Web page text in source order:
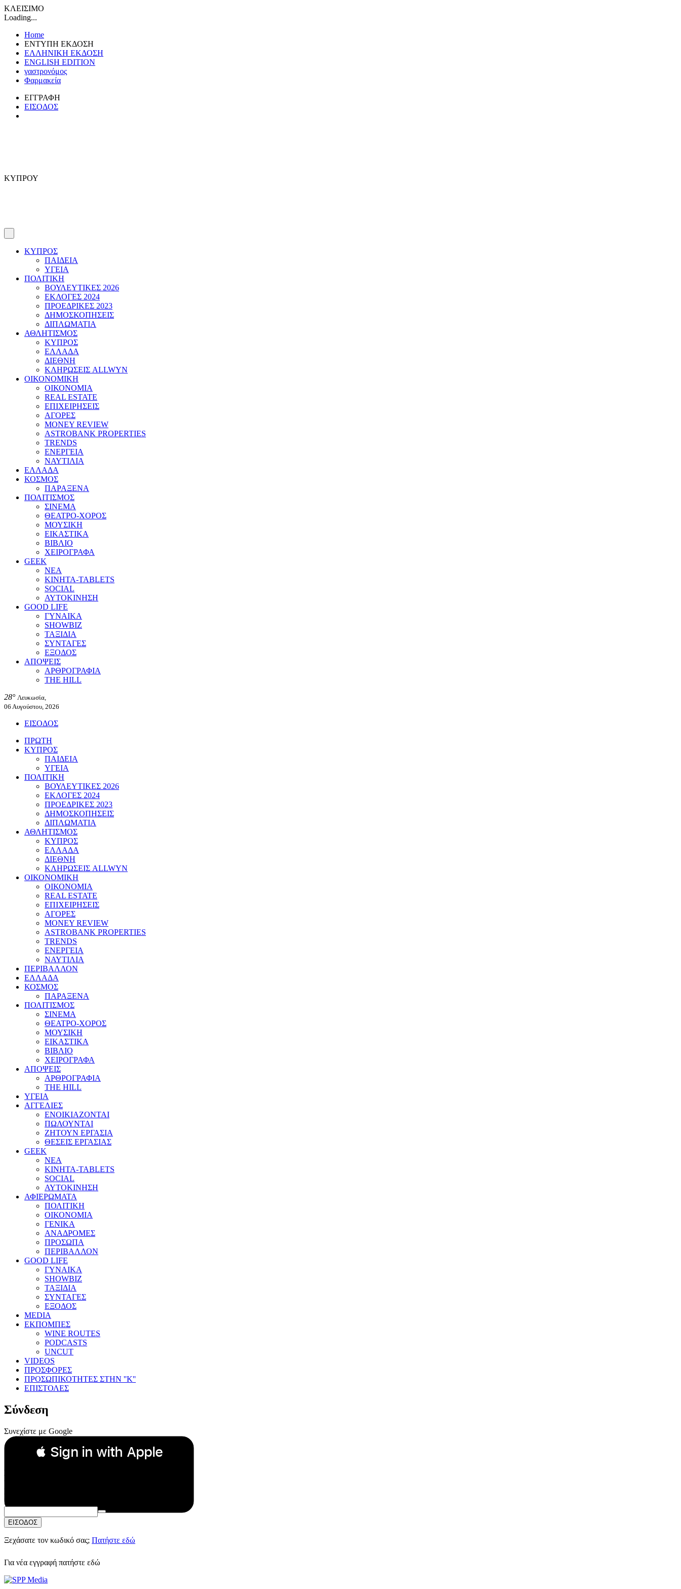
ΚΛΕΙΣΙΜΟ
Loading...
Home
ΕΝΤΥΠΗ ΕΚΔΟΣΗ
ΕΛΛΗΝΙΚΗ ΕΚΔΟΣΗ
ENGLISH EDITION
γαστρονόμος
Φαρμακεία
ΕΓΓΡΑΦΗ
ΕΙΣΟΔΟΣ
ΚΥΠΡΟΥ
ΚΥΠΡΟΣ
ΠΑΙΔΕΙΑ
ΥΓΕΙΑ
ΠΟΛΙΤΙΚΗ
ΒΟΥΛΕΥΤΙΚΕΣ 2026
ΕΚΛΟΓΕΣ 2024
ΠΡΟΕΔΡΙΚΕΣ 2023
ΔΗΜΟΣΚΟΠΗΣΕΙΣ
ΔΙΠΛΩΜΑΤΙΑ
ΑΘΛΗΤΙΣΜΟΣ
ΚΥΠΡΟΣ
ΕΛΛΑΔΑ
ΔΙΕΘΝΗ
ΚΛΗΡΩΣΕΙΣ ALLWYN
ΟΙΚΟΝΟΜΙΚΗ
ΟΙΚΟΝΟΜΙΑ
REAL ESTATE
ΕΠΙΧΕΙΡΗΣΕΙΣ
ΑΓΟΡΕΣ
MONEY REVIEW
ASTROBANK PROPERTIES
TRENDS
ΕΝΕΡΓΕΙΑ
ΝΑΥΤΙΛΙΑ
ΕΛΛΑΔΑ
ΚΟΣΜΟΣ
ΠΑΡΑΞΕΝΑ
ΠΟΛΙΤΙΣΜΟΣ
ΣΙΝΕΜΑ
ΘΕΑΤΡΟ-ΧΟΡΟΣ
ΜΟΥΣΙΚΗ
ΕΙΚΑΣΤΙΚΑ
ΒΙΒΛΙΟ
ΧΕΙΡΟΓΡΑΦΑ
GEEK
ΝΕΑ
ΚΙΝΗΤΑ-TABLETS
SOCIAL
ΑΥΤΟΚΙΝΗΣΗ
GOOD LIFE
ΓΥΝΑΙΚΑ
SHOWBIZ
ΤΑΞΙΔΙΑ
ΣΥΝΤΑΓΕΣ
ΕΞΟΔΟΣ
ΑΠΟΨΕΙΣ
ΑΡΘΡΟΓΡΑΦΙΑ
THE HILL
28° Λευκωσία,
06 Αυγούστου, 2026
ΕΙΣΟΔΟΣ
ΠΡΩΤΗ
ΚΥΠΡΟΣ
ΠΑΙΔΕΙΑ
ΥΓΕΙΑ
ΠΟΛΙΤΙΚΗ
ΒΟΥΛΕΥΤΙΚΕΣ 2026
ΕΚΛΟΓΕΣ 2024
ΠΡΟΕΔΡΙΚΕΣ 2023
ΔΗΜΟΣΚΟΠΗΣΕΙΣ
ΔΙΠΛΩΜΑΤΙΑ
ΑΘΛΗΤΙΣΜΟΣ
ΚΥΠΡΟΣ
ΕΛΛΑΔΑ
ΔΙΕΘΝΗ
ΚΛΗΡΩΣΕΙΣ ALLWYN
ΟΙΚΟΝΟΜΙΚΗ
ΟΙΚΟΝΟΜΙΑ
REAL ESTATE
ΕΠΙΧΕΙΡΗΣΕΙΣ
ΑΓΟΡΕΣ
MONEY REVIEW
ASTROBANK PROPERTIES
TRENDS
ΕΝΕΡΓΕΙΑ
ΝΑΥΤΙΛΙΑ
ΠΕΡΙΒΑΛΛΟΝ
ΕΛΛΑΔΑ
ΚΟΣΜΟΣ
ΠΑΡΑΞΕΝΑ
ΠΟΛΙΤΙΣΜΟΣ
ΣΙΝΕΜΑ
ΘΕΑΤΡΟ-ΧΟΡΟΣ
ΜΟΥΣΙΚΗ
ΕΙΚΑΣΤΙΚΑ
ΒΙΒΛΙΟ
ΧΕΙΡΟΓΡΑΦΑ
ΑΠΟΨΕΙΣ
ΑΡΘΡΟΓΡΑΦΙΑ
THE HILL
ΥΓΕΙΑ
ΑΓΓΕΛΙΕΣ
ΕΝΟΙΚΙΑΖΟΝΤΑΙ
ΠΩΛΟΥΝΤΑΙ
ΖΗΤΟΥΝ ΕΡΓΑΣΙΑ
ΘΕΣΕΙΣ ΕΡΓΑΣΙΑΣ
GEEK
ΝΕΑ
ΚΙΝΗΤΑ-TABLETS
SOCIAL
ΑΥΤΟΚΙΝΗΣΗ
ΑΦΙΕΡΩΜΑΤΑ
ΠΟΛΙΤΙΚΗ
ΟΙΚΟΝΟΜΙΑ
ΓΕΝΙΚΑ
ΑΝΑΔΡΟΜΕΣ
ΠΡΟΣΩΠΑ
ΠΕΡΙΒΑΛΛΟΝ
GOOD LIFE
ΓΥΝΑΙΚΑ
SHOWBIZ
ΤΑΞΙΔΙΑ
ΣΥΝΤΑΓΕΣ
ΕΞΟΔΟΣ
MEDIA
ΕΚΠΟΜΠΕΣ
WINE ROUTES
PODCASTS
UNCUT
VIDEOS
ΠΡΟΣΦΟΡΕΣ
ΠΡΟΣΩΠΙΚΟΤΗΤΕΣ ΣΤΗΝ ''Κ''
ΕΠΙΣΤΟΛΕΣ
Σύνδεση
Συνεχίστε με Google
 Sign in with Apple
Συνεχίστε με Apple
ή
Email:
Κωδικός Πρόσβασης:
ΕΙΣΟΔΟΣ
Ξεχάσατε τον κωδικό σας; Πατήστε εδώ
Για νέα εγγραφή πατήστε εδώ